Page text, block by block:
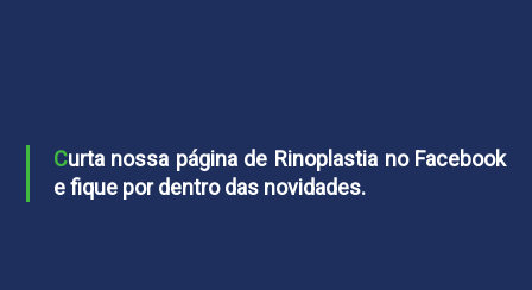
Curta nossa página de Rinoplastia no Facebook
e fique por dentro das novidades.